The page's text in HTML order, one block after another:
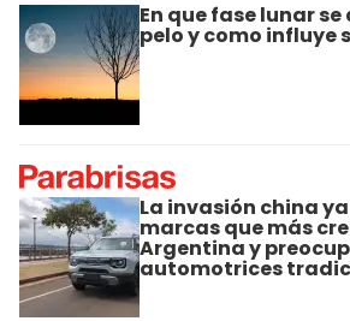
En que fase lunar
pelo y como influye
La invasión china
marcas que más
Argentina y
automotrices